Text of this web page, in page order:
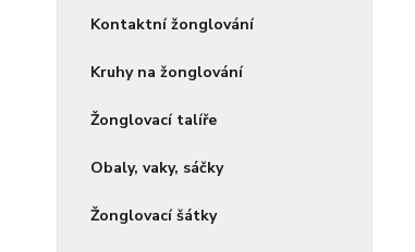
Kontaktní žonglování
Kruhy na žonglování
Žonglovací talíře
Obaly, vaky, sáčky
Žonglovací šátky